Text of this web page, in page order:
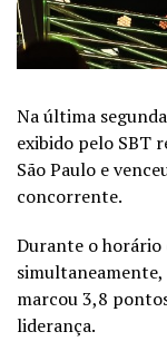
Na última
exibido pelo SBT
São Paulo e
concorrente.
Durante o horário
simultaneamente,
marcou 3,8
liderança.